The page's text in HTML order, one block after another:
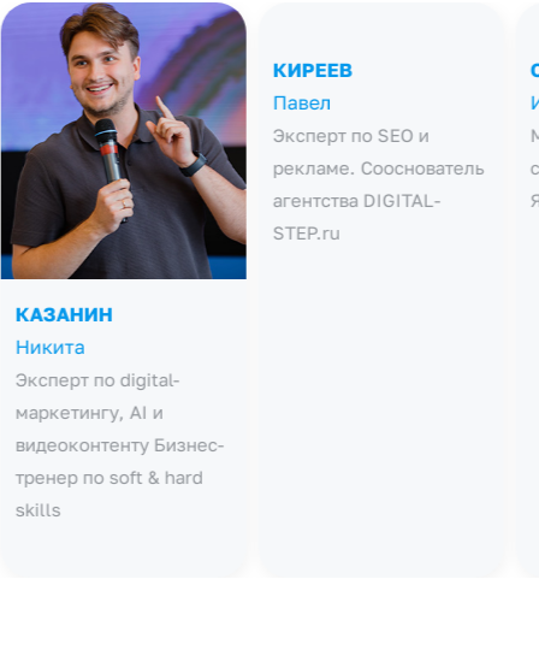
КАЗАНИН
Никита
Эксперт по digital-
маркетингу, AI и
видеоконтенту Бизнес-
тренер по soft & hard
skills